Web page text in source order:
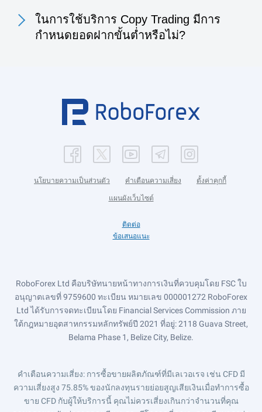
ในการใช้บริการ Copy Trading มีการ
กำหนดยอดฝากขั้นต่ำหรือไม่?
นโยบายความเป็นส่วนตัว คำเตือนความเสี่ยง ตั้งค่าคุกกี้
แผนผังเว็บไซต์
ติดต่อ
ข้อเสนอแนะ
RoboForex Ltd คือบริษัทนายหน้าทางการเงินที่ควบคุมโดย FSC ใบ
อนุญาตเลขที่ 9759600 ทะเบียน หมายเลข 000001272 RoboForex
Ltd ได้รับการจดทะเบียนโดย Financial Services Commission ภาย
ใต้กฎหมายอุตสาหกรรมหลักทรัพย์ปี 2021 ที่อยู่: 2118 Guava Street,
Belama Phase 1, Belize City, Belize.
คำเตือนความเสี่ยง: การซื้อขายผลิตภัณฑ์ที่มีเลเวอเรจ เช่น CFD มี
ความเสี่ยงสูง 75.85% ของนักลงทุนรายย่อยสูญเสียเงินเมื่อทำการซื้อ
ขาย CFD กับผู้ให้บริการนี้ คุณไม่ควรเสี่ยงเกินกว่าจำนวนที่คุณ